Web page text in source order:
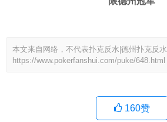
本文来自网络，不代表扑克反水|德州扑克反
https://www.pokerfanshui.com/puke/648.html
160赞